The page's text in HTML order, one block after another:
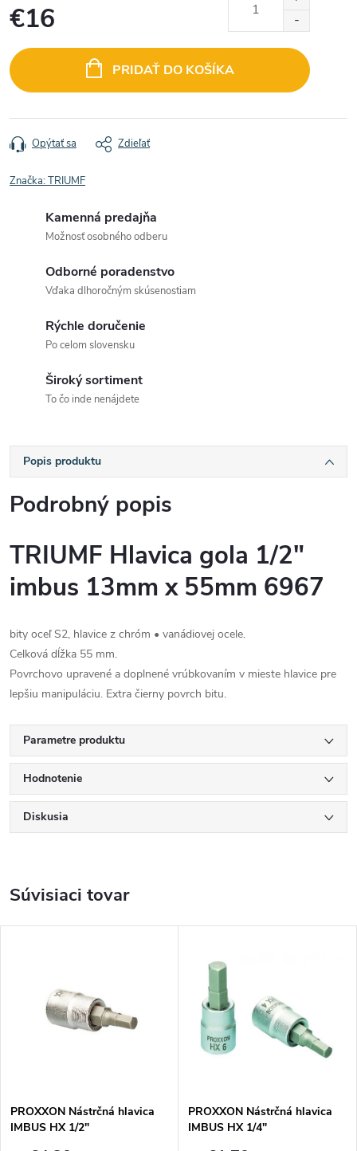
€16
cena:
PRIDAŤ DO KOŠÍKA
Opýtať sa Zdieľať
Značka:TRIUMF
Kamenná predajňa
Možnosť osobného odberu
Odborné poradenstvo
Vďaka dlhoročným skúsenostiam
Rýchle doručenie
Po celom slovensku
Široký sortiment
To čo inde nenájdete
Popis produktu
Podrobný popis
TRIUMF Hlavica gola 1/2"
imbus 13mm x 55mm 6967
bity oceľ S2, hlavice z chróm • vanádiovej ocele.
Celková dĺžka 55 mm.
Povrchovo upravené a doplnené vrúbkovaním v mieste hlavice pre
lepšiu manipuláciu. Extra čierny povrch bitu.
Parametre produktu
Hodnotenie
Diskusia
Súvisiaci tovar
PROXXON Nástrčná hlavica
IMBUS HX 1/2"
PROXXON Nástrčná hlavica
IMBUS HX 1/4"